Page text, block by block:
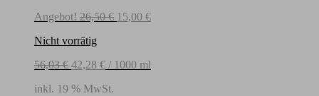
Angebot! 26,50€ Ursprünglicher
15,00 €Aktueller
Nicht vorrätig
56,03€ 42,28 € / 1000 ml
inkl. 19 % MwSt.